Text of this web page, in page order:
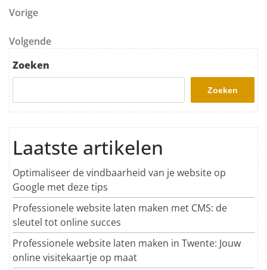
Berichtnavigatie
Vorig bericht
Vorige
Volgend bericht
Volgende
Zoeken
Zoeken
Laatste artikelen
Optimaliseer de vindbaarheid van je website op
Google met deze tips
Professionele website laten maken met CMS: de
sleutel tot online succes
Professionele website laten maken in Twente: Jouw
online visitekaartje op maat